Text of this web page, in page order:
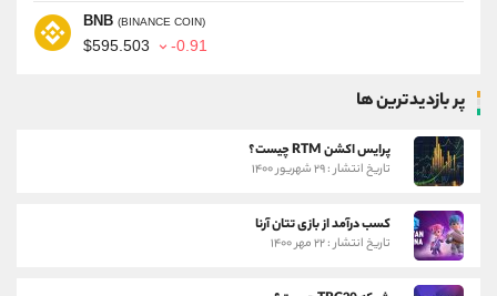
BNB (BINANCE COIN)
$595.503 -0.91
پر بازدیدترین ها
پرایس اکشن RTM چیست؟
تاریخ انتشار : ۲۹ شهریور ۱۴۰۰
کسب درآمد از بازی تتان آرنا
تاریخ انتشار : ۲۲ مهر ۱۴۰۰